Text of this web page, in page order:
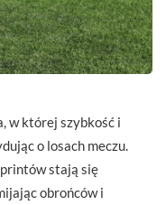
w której szybkość i
o losach meczu.
stają się
obrońców i